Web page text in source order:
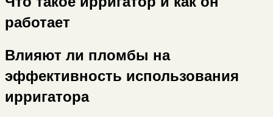
работает
Влияют ли пломбы на
эффективность использования
ирригатора